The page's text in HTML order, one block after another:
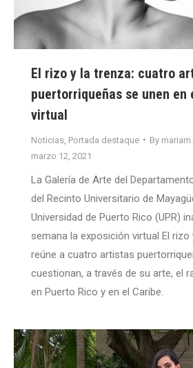
El rizo y la trenza: cuatro
puertorriqueñas se unen en
virtual
Noticias Portada destaque By
marzo 12, 2021
La Galería de Arte del
del Recinto Universitario de
Universidad de Puerto Rico (UPR)
semana la exposición virtual El rizo
reúne a cuatro artistas
cuestionan, a través de su arte, el
en Puerto Rico y en el Caribe.